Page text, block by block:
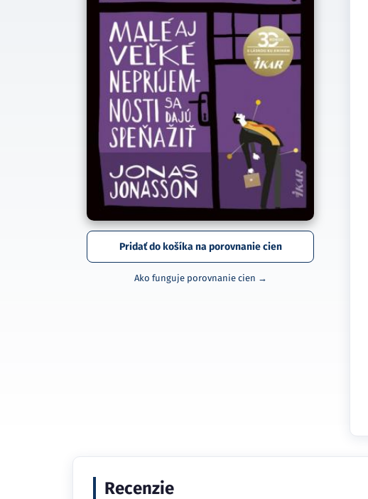
Pridať do košíka na porovnanie cien
Ako funguje porovnanie cien →
Recenzie